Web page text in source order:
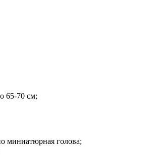
65-70 см;
миниатюрная голова;